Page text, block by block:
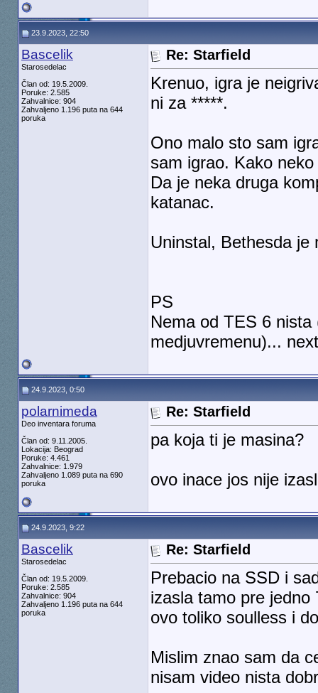
23.9.2023, 22:50
Bascelik
Starosedelac
Član od: 19.5.2009.
Poruke: 2.585
Zahvalnice: 904
Zahvaljeno 1.196 puta na 644
poruka
Re: Starfield
Krenuo, igra je
ni za *****.
Ono malo sto sam
sam igrao. Kako
Da je neka druga
katanac.
Uninstal, Bethesda je
PS
Nema od TES 6
medjuvremenu)...
24.9.2023, 0:50
polarnimeda
Deo inventara foruma
Član od: 9.11.2005.
Lokacija: Beograd
Poruke: 4.461
Zahvalnice: 1.979
Zahvaljeno 1.089 puta na 690
poruka
Re: Starfield
pa koja ti je masina?
ovo inace jos nije
24.9.2023, 9:22
Bascelik
Starosedelac
Član od: 19.5.2009.
Poruke: 2.585
Zahvalnice: 904
Zahvaljeno 1.196 puta na 644
poruka
Re: Starfield
Prebacio na SSD i
izasla tamo pre jedno
ovo toliko soulless i
Mislim znao sam da
nisam video nista